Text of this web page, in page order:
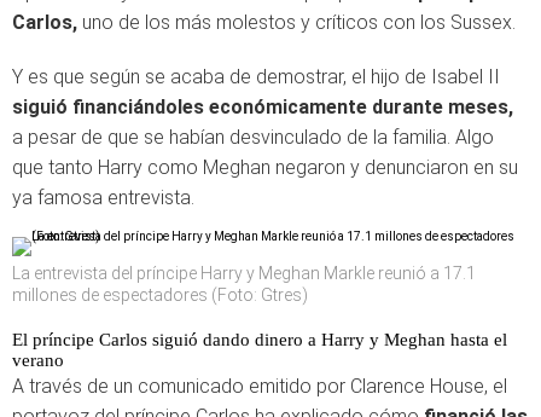
Carlos, uno de los más molestos y críticos con los Sussex.
Y es que según se acaba de demostrar, el hijo de Isabel II
siguió financiándoles económicamente durante meses,
a pesar de que se habían desvinculado de la familia. Algo
que tanto Harry como Meghan negaron y denunciaron en su
ya famosa entrevista.
La entrevista del príncipe Harry y Meghan Markle reunió a 17.1
millones de espectadores (Foto: Gtres)
El príncipe Carlos siguió dando dinero a Harry y Meghan hasta el
verano
A través de un comunicado emitido por Clarence House, el